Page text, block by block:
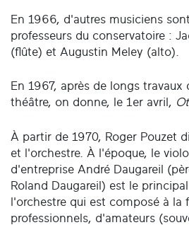
En 1966, d'autres musiciens
professeurs du conservatoire :
(flûte) et Augustin Meley (alto).
En 1967, après de longs travaux
théâtre, on donne, le 1er avril,
À partir de 1970, Roger Pouzet
et l'orchestre. À l'époque, le
d'entreprise André Daugareil
Roland Daugareil) est le
l'orchestre qui est composé à la
professionnels, d'amateurs